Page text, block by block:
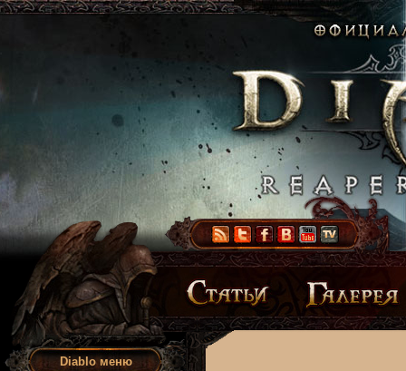
Diablo меню